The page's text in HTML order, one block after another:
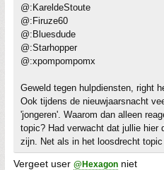
@:KareldeStoute
@:Firuze60
@:Bluesdude
@:Starhopper
@:xpompompomx
Geweld tegen hulpdiensten, right
Ook tijdens de nieuwjaarsnacht
'jongeren'. Waarom dan alleen
topic? Had verwacht dat jullie hier
zijn. Net als in het loosdrecht
Vergeet user @Hexagon niet